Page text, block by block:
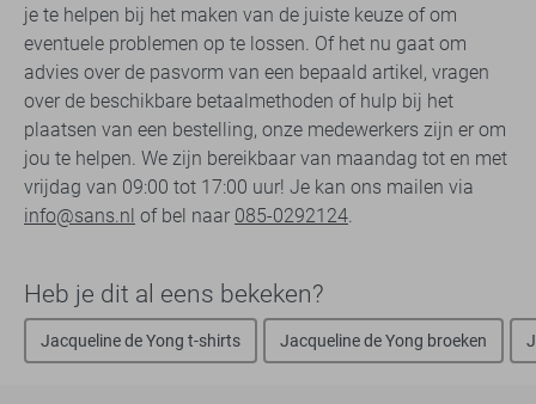
je te helpen bij het maken van de juiste keuze of om
eventuele problemen op te lossen. Of het nu gaat om
advies over de pasvorm van een bepaald artikel, vragen
over de beschikbare betaalmethoden of hulp bij het
plaatsen van een bestelling, onze medewerkers zijn er om
jou te helpen. We zijn bereikbaar van maandag tot en met
vrijdag van 09:00 tot 17:00 uur! Je kan ons mailen via
info@sans.nl of bel naar 085-0292124.
Heb je dit al eens bekeken?
Jacqueline de Yong t-shirts Jacqueline de Yong broeken